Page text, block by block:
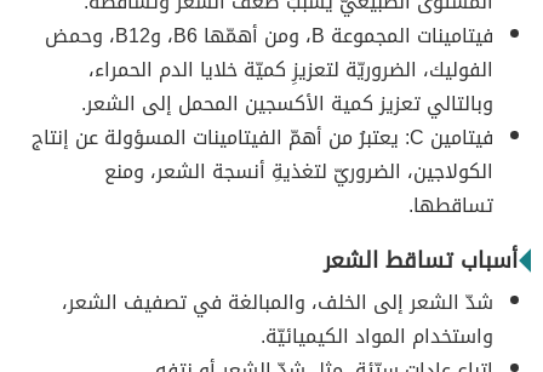
فيتامينات المجموعة B، ومن أهمّها B6، وB12، وحمض
الفوليك، الضروريّة لتعزيزِ كميّة خلايا الدم الحمراء،
وبالتالي تعزيز كمية الأكسجين المحمل إلى الشعر.
فيتامين C: يعتبرُ من أهمّ الفيتامينات المسؤولة عن إنتاج
الكولاجين، الضروريّ لتغذيةِ أنسجة الشعر، ومنع
تساقطها.
أسباب تساقط الشعر
شدّ الشعر إلى الخلف، والمبالغة في تصفيف الشعر،
واستخدام المواد الكيميائيّة.